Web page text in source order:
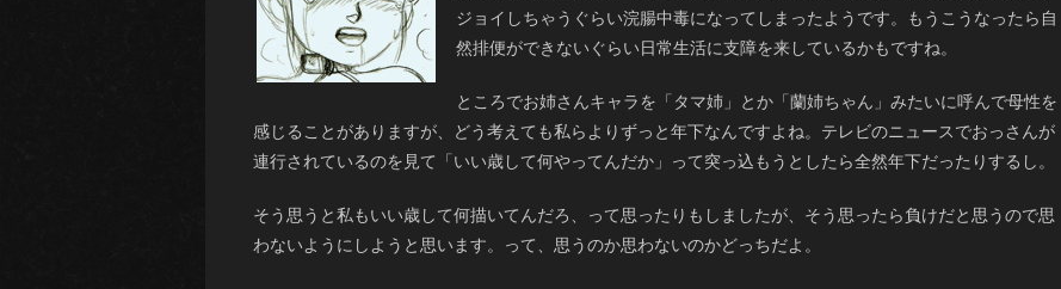
ジョイしちゃうぐらい浣腸中毒になってしまったようです。もうこうなったら自
然排便ができないぐらい日常生活に支障を来しているかもですね。
ところでお姉さんキャラを「タマ姉」とか「蘭姉ちゃん」みたいに呼んで母性を
感じることがありますが、どう考えても私らよりずっと年下なんですよね。テレビのニュースでおっさんが
連行されているのを見て「いい歳して何やってんだか」って突っ込もうとしたら全然年下だったりするし。
そう思うと私もいい歳して何描いてんだろ、って思ったりもしましたが、そう思ったら負けだと思うので思
わないようにしようと思います。って、思うのか思わないのかどっちだよ。